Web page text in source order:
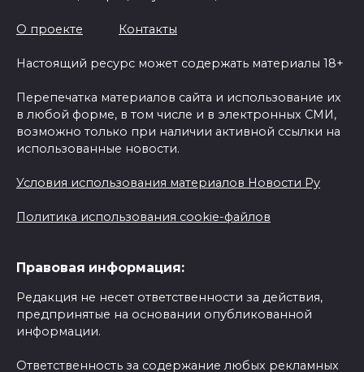
О проекте Контакты
Настоящий ресурс может содержать материалы 18+
Перепечатка материалов сайта и использование их
в любой форме, в том числе и в электронных СМИ,
возможно только при наличии активной ссылки на
использованные новости.
Условия использования материалов Новости Ру
Политика использования cookie-файлов
Правовая информация:
Редакция не несет ответственности за действия,
предпринятые на основании опубликованной
информации.
Ответственность за содержание любых рекламных